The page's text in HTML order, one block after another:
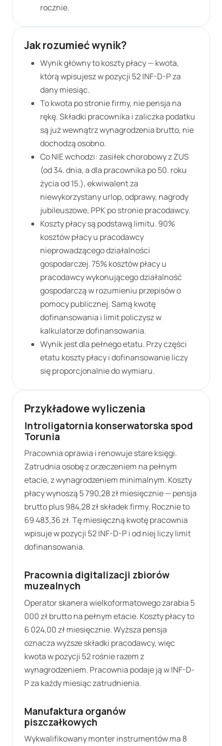
rocznie.
Jak rozumieć wynik?
Wynik główny to koszty płacy — kwota,
którą wpisujesz w pozycji 52 INF-D-P za
dany miesiąc.
To kwota po stronie firmy, nie pensja na
rękę. Składki pracownika i zaliczka podatku
są już wewnątrz wynagrodzenia brutto, nie
dochodzą osobno.
Co NIE wchodzi: zasiłek chorobowy z ZUS
(od 34. dnia, a dla pracownika po 50. roku
życia od 15.), ekwiwalent za
niewykorzystany urlop, odprawy, nagrody
jubileuszowe, PPK po stronie pracodawcy.
Koszty płacy są podstawą limitu. 90%
kosztów płacy u pracodawcy
nieprowadzącego działalności
gospodarczej. 75% kosztów płacy u
pracodawcy wykonującego działalność
gospodarczą w rozumieniu przepisów o
pomocy publicznej. Samą kwotę
dofinansowania i limit policzysz w
kalkulatorze dofinansowania.
Wynik jest dla pełnego etatu. Przy części
etatu koszty płacy i dofinansowanie liczy
się proporcjonalnie do wymiaru.
Przykładowe wyliczenia
Introligatornia konserwatorska spod
Torunia
Pracownia oprawia i renowuje stare księgi.
Zatrudnia osobę z orzeczeniem na pełnym
etacie, z wynagrodzeniem minimalnym. Koszty
płacy wynoszą 5 790,28 złmiesięcznie — pensja
brutto plus984,28 złskładek firmy. Rocznie to
69 483,36 zł. Tę miesięczną kwotę pracownia
wpisuje w pozycji 52 INF-D-P i od niej liczy limit
dofinansowania.
Pracownia digitalizacji zbiorów
muzealnych
Operator skanera wielkoformatowego zarabia 5
000 zł brutto na pełnym etacie. Koszty płacy to
6 024,00 złmiesięcznie. Wyższa pensja
oznacza wyższe składki pracodawcy, więc
kwota w pozycji 52 rośnie razem z
wynagrodzeniem. Pracownia podaje ją w INF-D-
P za każdy miesiąc zatrudnienia.
Manufaktura organów
piszczałkowych
Wykwalifikowany monter instrumentów ma 8